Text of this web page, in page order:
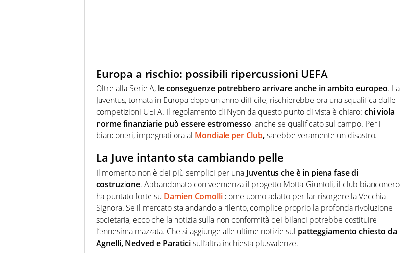
Europa a rischio: possibili ripercussioni UEFA
Oltre alla Serie A, le conseguenze potrebbero arrivare anche in ambito europeo. La
Juventus, tornata in Europa dopo un anno difficile, rischierebbe ora una squalifica dalle
competizioni UEFA. Il regolamento di Nyon da questo punto di vista è chiaro: chi viola
norme finanziarie può essere estromesso, anche se qualificato sul campo. Per i
bianconeri, impegnati ora al Mondiale per Club,sarebbe veramente un disastro.
La Juve intanto sta cambiando pelle
Il momento non è dei più semplici per una Juventus che è in piena fase di
costruzione. Abbandonato con veemenza il progetto Motta-Giuntoli, il club bianconero
ha puntato forte su Damien Comolli come uomo adatto per far risorgere la Vecchia
Signora. Se il mercato sta andando a rilento, complice proprio la profonda rivoluzione
societaria, ecco che la notizia sulla non conformità dei bilanci potrebbe costituire
l’ennesima mazzata. Che si aggiunge alle ultime notizie sul patteggiamento chiesto da
Agnelli, Nedved e Paraticisull’altra inchiesta plusvalenze.